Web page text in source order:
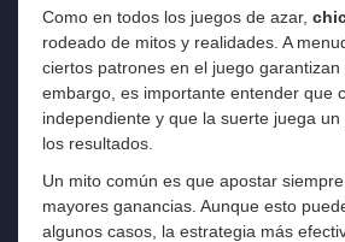
Como en todos los juegos de azar,
rodeado de mitos y realidades. A
ciertos patrones en el juego garantizan
embargo, es importante entender que
independiente y que la suerte juega
los resultados.
Un mito común es que apostar
mayores ganancias. Aunque esto
algunos casos, la estrategia más